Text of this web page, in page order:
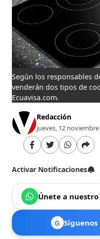
Según los responsables
venderán dos tipos de
Ecuavisa.com.
Redacción
jueves, 12 noviembre
Activar Notificaciones
Únete a
G Síguenos